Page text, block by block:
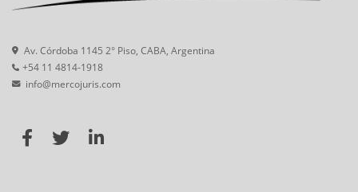
Av. Córdoba 1145 2° Piso, CABA, Argentina
+54 11 4814-1918
info@mercojuris.com